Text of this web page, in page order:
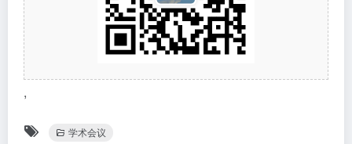
,
学术会议